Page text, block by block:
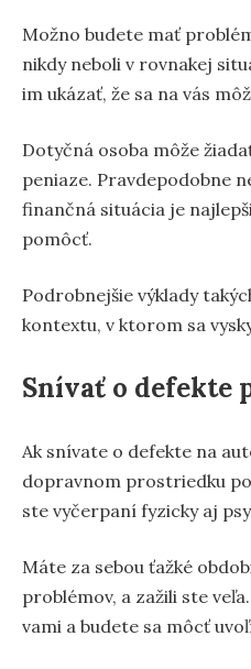
Možno budete mať
nikdy neboli v rovnakej
im ukázať, že sa na vás
Dotyčná osoba môže
peniaze. Pravdepodobne
finančná situácia je
pomôcť.
Podrobnejšie výklady
kontextu, v ktorom sa
Snívať o defekte
Ak snívate o defekte na
dopravnom prostriedku
ste vyčerpaní fyzicky aj
Máte za sebou ťažké
problémov, a zažili ste
vami a budete sa môcť